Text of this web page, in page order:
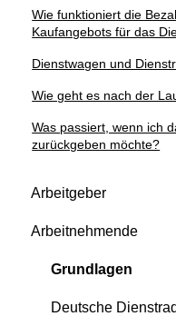
Wie funktioniert die
Kaufangebots für das
Dienstwagen und
Wie geht es nach der
Was passiert, wenn ich
zurückgeben möchte?
Arbeitgeber
Vertragliche
Versicherung und
Kontinuierliche
Arbeitnehmende
Grundlagen
Deutsche